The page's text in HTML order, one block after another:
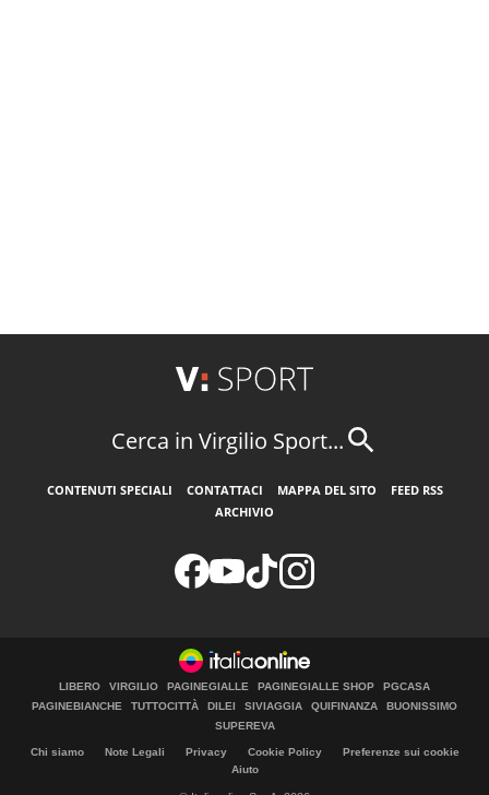
Cerca in Virgilio Sport...
CONTENUTI SPECIALI CONTATTACI MAPPA DEL SITO
FEED RSS
ARCHIVIO
LIBERO VIRGILIO PAGINEGIALLE PAGINEGIALLE SHOP
PGCASA
PAGINEBIANCHE
TUTTOCITTÀ DILEI SIVIAGGIA QUIFINANZA
BUONISSIMO
SUPEREVA
Chi siamo Note Legali Privacy Cookie Policy
Preferenze sui cookie
Aiuto